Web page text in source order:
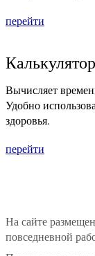
перейти
Вычисляет
Удобно
здоровья.
перейти
На сайте
повседневной